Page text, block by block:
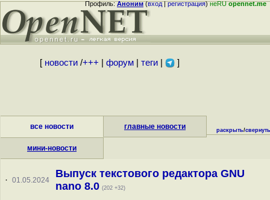
Профиль:Аноним(вход|регистрация)неRUopennet.me
[ новости/+++ форум| теги| ]
все новости главные новости
мини-новости
раскрыть/свернуть
· 01.05.2024
Выпуск текстового редактора GNU
nano 8.0 (202 +32)